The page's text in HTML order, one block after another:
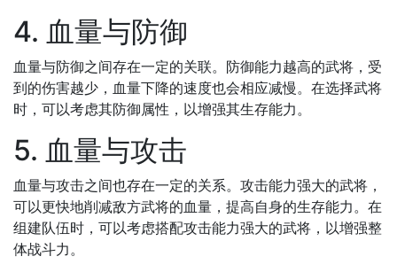
4. 血量与防御
血量与防御之间存在一定的关联。防御能力越高的武将，受
到的伤害越少，血量下降的速度也会相应减慢。在选择武将
时，可以考虑其防御属性，以增强其生存能力。
5. 血量与攻击
血量与攻击之间也存在一定的关系。攻击能力强大的武将，
可以更快地削减敌方武将的血量，提高自身的生存能力。在
组建队伍时，可以考虑搭配攻击能力强大的武将，以增强整
体战斗力。